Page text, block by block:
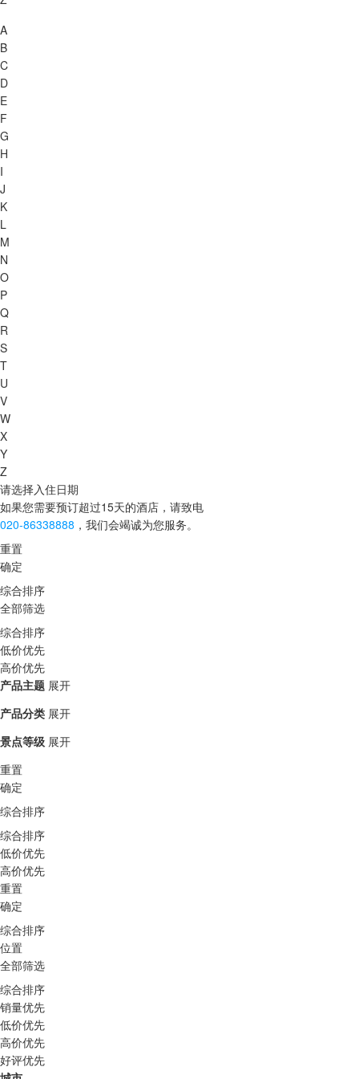
A
B
C
D
E
F
G
H
I
J
K
L
M
N
O
P
Q
R
S
T
U
V
W
X
Y
Z
请选择入住日期
如果您需要预订超过15天的酒店，请致电
020-86338888 ，我们会竭诚为您服务。
重置
确定
综合排序
全部筛选
综合排序
低价优先
高价优先
产品主题 展开
产品分类 展开
景点等级 展开
重置
确定
综合排序
综合排序
低价优先
高价优先
重置
确定
综合排序
位置
全部筛选
综合排序
销量优先
低价优先
高价优先
好评优先